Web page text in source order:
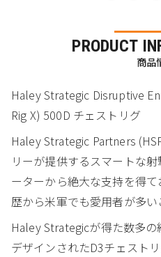
PRODUCT
商品
Haley Strategic Disruptive
Rig X) 500D チェストリグ
Haley Strategic Partners
リーが提供するスマートな
ーターから絶大な支持を得
歴から米軍でも愛用者が多い
Haley Strategicが得た数多
デザインされたD3チェストリ